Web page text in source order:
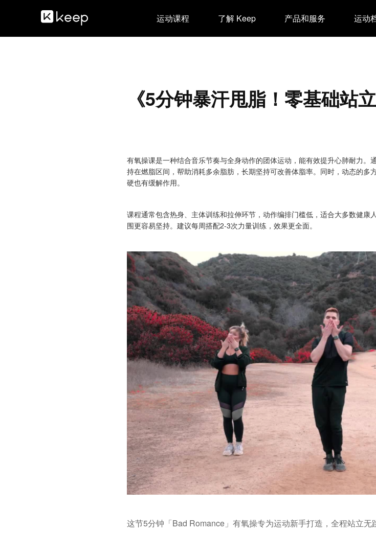
运动课程 了解 Keep 产品和服务 运动
《5分钟暴汗甩脂！零基础站
有氧操课是一种结合音乐节奏与全身动作的团体运动，能有效提升心肺耐力
持在燃脂区间，帮助消耗多余脂肪，长期坚持可改善体脂率。同时，动态的
硬也有缓解作用。
课程通常包含热身、主体训练和拉伸环节，动作编排门槛低，适合大多数健
围更容易坚持。建议每周搭配2-3次力量训练，效果更全面。
这节5分钟「Bad Romance」有氧操专为运动新手打造，全程站立